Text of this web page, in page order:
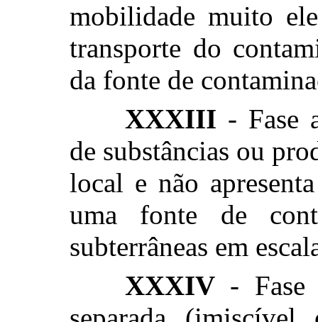
mobilidade muito
transporte do
da fonte de
XXXIII - Fase
de substâncias ou
local e não
uma fonte de
subterrâneas em
XXXIV - Fase